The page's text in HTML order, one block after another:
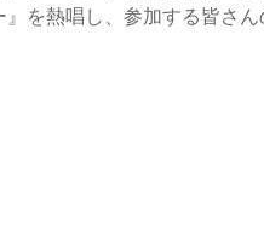
を熱唱し、参加する皆さ